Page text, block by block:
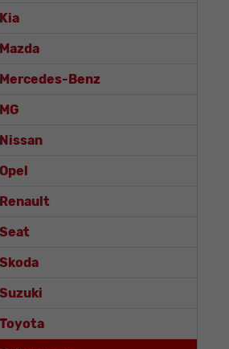
Kia
Mazda
Mercedes-Benz
MG
Nissan
Opel
Renault
Seat
Skoda
Suzuki
Toyota